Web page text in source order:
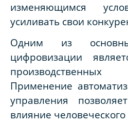
изменяющимся
усиливать свои
Одним из
цифровизации
Применение
управления
влияние